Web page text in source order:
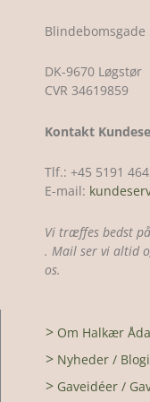
Blindebomsgade
DK-9670 Løgstør
CVR 34619859
Kontakt
Tlf.: +45 5191
E-mail:
Vi træffes bedst
. Mail ser vi altid
os.
> Om Halkær
> Nyheder /
> Gaveidéer /